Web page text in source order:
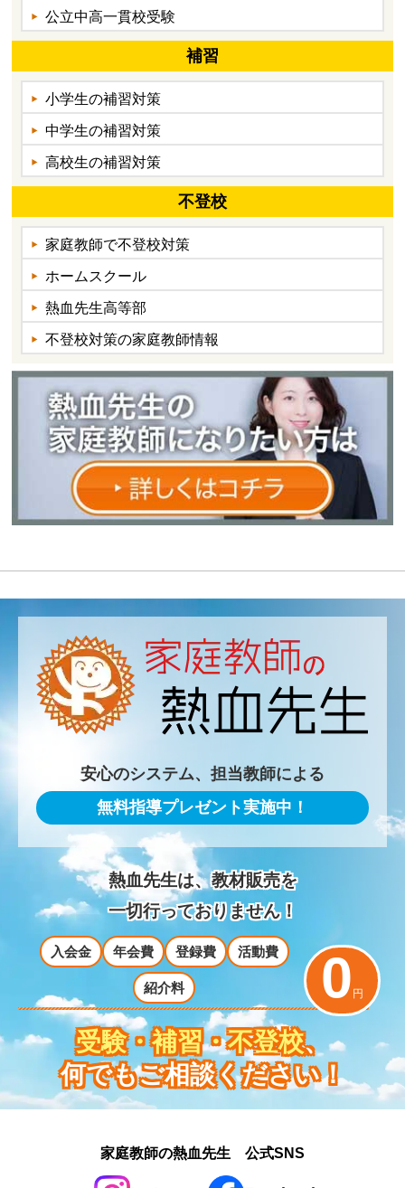
公立中高一貫校受験
補習
小学生の補習対策
中学生の補習対策
高校生の補習対策
不登校
家庭教師で不登校対策
ホームスクール
熱血先生高等部
不登校対策の家庭教師情報
安心のシステム、担当教師による
無料指導プレゼント実施中！
熱血先生は、教材販売を
一切行っておりません！
入会金 年会費 登録費 活動費
紹介料 0 円
受験・補習・不登校、
何でもご相談ください！
家庭教師の熱血先生 公式SNS